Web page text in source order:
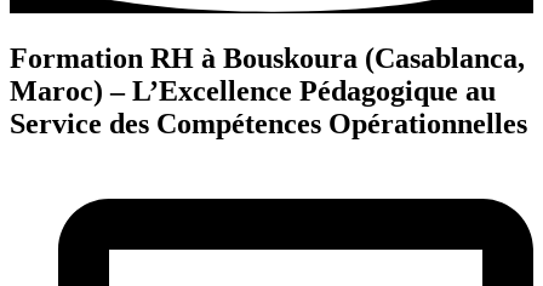
Formation RH à Bouskoura (Casablanca,
Maroc) – L’Excellence Pédagogique au
Service des Compétences Opérationnelles